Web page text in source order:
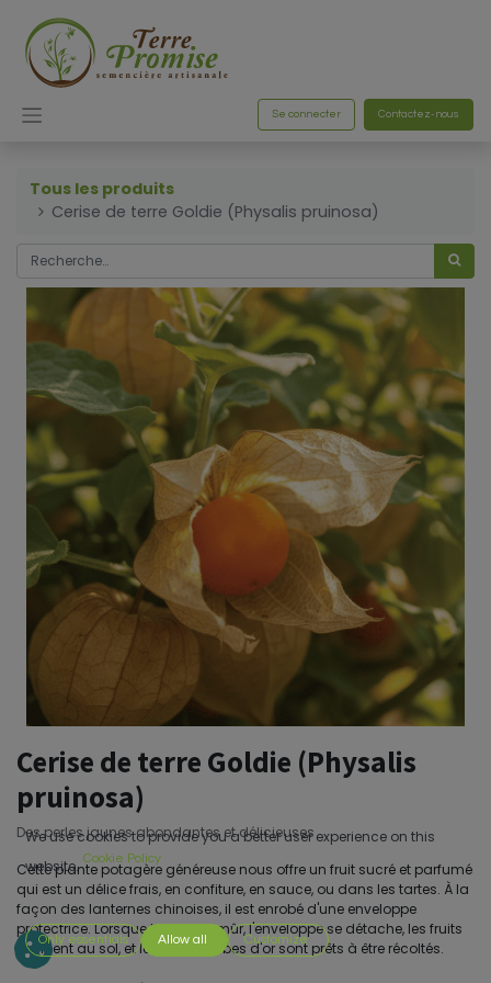
Se connecter Contactez-nous
Tous les produits
Cerise de terre Goldie (Physalis pruinosa)
Cerise de terre Goldie (Physalis
pruinosa)
Des perles jaunes abondantes et délicieuses
Cette plante potagère généreuse nous offre un fruit sucré et parfumé
qui est un délice frais, en confiture, en sauce, ou dans les tartes. À la
façon des lanternes chinoises, il est enrobé d'une enveloppe
protectrice. Lorsque le fruit est mûr, l'enveloppe se détache, les fruits
tombent au sol, et les petits globes d'or sont prêts à être récoltés.
We use cookies to provide you a better user experience on this
website. Cookie Policy
Only essentials Allow all Customize